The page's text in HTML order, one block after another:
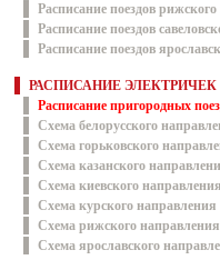
Расписание поездов рижского
Расписание поездов
Расписание поездов
РАСПИСАНИЕ ЭЛЕКТРИЧЕК
Расписание пригородных
Схема белорусского
Схема горьковского
Схема казанского
Схема киевского направления
Схема курского направления
Схема рижского направления
Схема ярославского